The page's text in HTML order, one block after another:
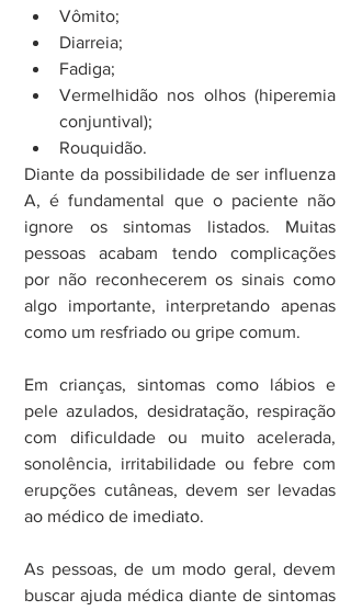
Vômito;
Diarreia;
Fadiga;
Vermelhidão nos olhos (hiperemia
conjuntival);
Rouquidão.
Diante da possibilidade de ser influenza
A, é fundamental que o paciente não
ignore os sintomas listados. Muitas
pessoas acabam tendo complicações
por não reconhecerem os sinais como
algo importante, interpretando apenas
como um resfriado ou gripe comum.
Em crianças, sintomas como lábios e
pele azulados, desidratação, respiração
com dificuldade ou muito acelerada,
sonolência, irritabilidade ou febre com
erupções cutâneas, devem ser levadas
ao médico de imediato.
As pessoas, de um modo geral, devem
buscar ajuda médica diante de sintomas